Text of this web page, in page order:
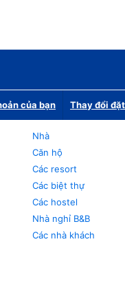
của bạn Thay đổi
Nhà
Căn hộ
Các resort
Các biệt thự
Các hostel
Nhà nghỉ B&B
Các nhà khách